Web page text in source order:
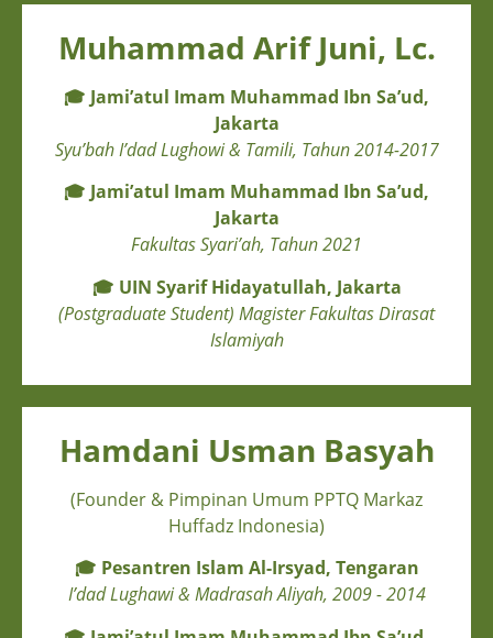
Muhammad Arif Juni, Lc.
🎓 Jami’atul Imam Muhammad Ibn Sa’ud,
Jakarta
Syu’bah I’dad Lughowi & Tamili, Tahun 2014-2017
🎓 Jami’atul Imam Muhammad Ibn Sa’ud,
Jakarta
Fakultas Syari’ah, Tahun 2021
🎓 UIN Syarif Hidayatullah, Jakarta
(Postgraduate Student) Magister Fakultas Dirasat
Islamiyah
Hamdani Usman Basyah
(Founder & Pimpinan Umum PPTQ Markaz
Huffadz Indonesia)
🎓 Pesantren Islam Al-Irsyad, Tengaran
I’dad Lughawi & Madrasah Aliyah, 2009 - 2014